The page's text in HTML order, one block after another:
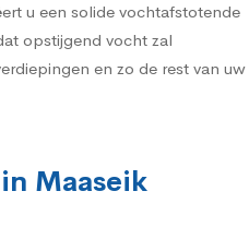
u een solide vochtafstotende
opstijgend vocht zal
en zo de rest van uw
Maaseik